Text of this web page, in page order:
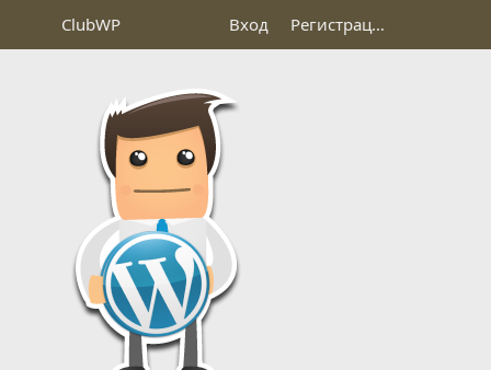
ClubWP Вход Регистрация